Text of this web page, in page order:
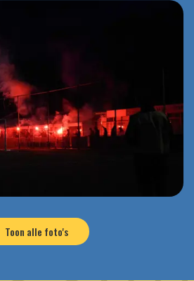
Toon alle foto's